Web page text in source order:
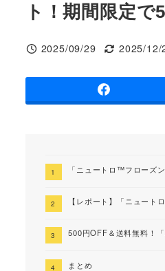
ト！期間限定
投稿日
2025/09/29
更新日
2025/12/
「ニュートロ™フローズ
【レポート】「ニュー
500円OFF＆送料無料！
まとめ